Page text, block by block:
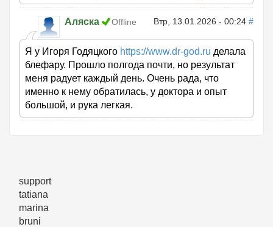
Аляска Offline Втр, 13.01.2026 - 00:24 #
Я у Игоря Годяцкого https://www.dr-god.ru делала
блефару. Прошло полгода почти, но результат
меня радует каждый день. Очень рада, что
именно к нему обратилась, у доктора и опыт
большой, и рука легкая.
support
tatiana
marina
bruni